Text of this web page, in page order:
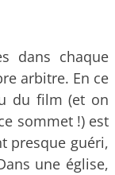
dans chaque
arbitre. En ce
du film (et on
sommet !) est
presque guéri,
une église,